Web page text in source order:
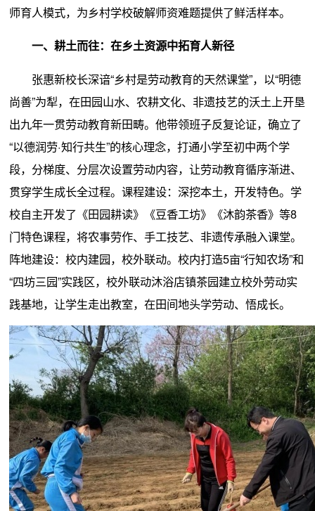
师育人模式，为乡村学校破解师资难题提供了鲜活样本。
一、耕土而往：在乡土资源中拓育人新径
张惠新校长深谙“乡村是劳动教育的天然课堂”，以“明德
尚善”为犁，在田园山水、农耕文化、非遗技艺的沃土上开垦
出九年一贯劳动教育新田畴。他带领班子反复论证，确立了
“以德润劳·知行共生”的核心理念，打通小学至初中两个学
段，分梯度、分层次设置劳动内容，让劳动教育循序渐进、
贯穿学生成长全过程。课程建设：深挖本土，开发特色。学
校自主开发了《田园耕读》《豆香工坊》《沐韵茶香》等8
门特色课程，将农事劳作、手工技艺、非遗传承融入课堂。
阵地建设：校内建园，校外联动。校内打造5亩“行知农场”和
“四坊三园”实践区，校外联动沐浴店镇茶园建立校外劳动实
践基地，让学生走出教室，在田间地头学劳动、悟成长。